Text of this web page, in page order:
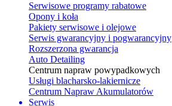
Serwisowe programy rabatowe
Opony i koła
Pakiety serwisowe i olejowe
Serwis gwarancyjny i pogwarancyjny
Rozszerzona gwarancja
Auto Detailing
Centrum napraw powypadkowych
Usługi blacharsko-lakiernicze
Centrum Napraw Akumulatorów
Serwis